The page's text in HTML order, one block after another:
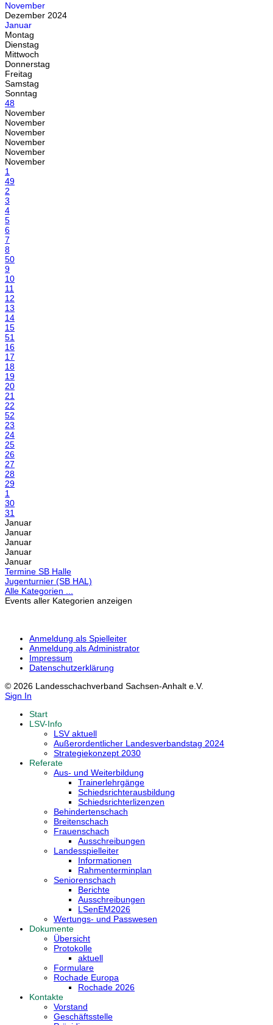
November
Dezember 2024
Januar
Montag
Dienstag
Mittwoch
Donnerstag
Freitag
Samstag
Sonntag
48
November
November
November
November
November
November
1
49
2
3
4
5
6
7
8
50
9
10
11
12
13
14
15
51
16
17
18
19
20
21
22
52
23
24
25
26
27
28
29
1
30
31
Januar
Januar
Januar
Januar
Januar
Termine SB Halle
Jugenturnier (SB HAL)
Alle Kategorien ...
Events aller Kategorien anzeigen
Anmeldung als Spielleiter
Anmeldung als Administrator
Impressum
Datenschutzerklärung
© 2026 Landesschachverband Sachsen-Anhalt e.V.
Sign In
Start
LSV-Info
LSV aktuell
Außerordentlicher Landesverbandstag 2024
Strategiekonzept 2030
Referate
Aus- und Weiterbildung
Trainerlehrgänge
Schiedsrichterausbildung
Schiedsrichterlizenzen
Behindertenschach
Breitenschach
Frauenschach
Ausschreibungen
Landesspielleiter
Informationen
Rahmenterminplan
Seniorenschach
Berichte
Ausschreibungen
LSenEM2026
Wertungs- und Passwesen
Dokumente
Übersicht
Protokolle
aktuell
Formulare
Rochade Europa
Rochade 2026
Kontakte
Vorstand
Geschäftsstelle